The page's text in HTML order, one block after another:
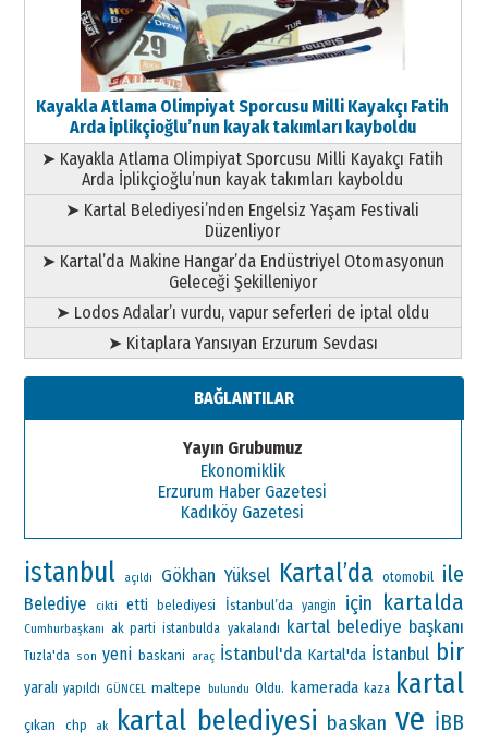
Kayakla Atlama Olimpiyat Sporcusu Milli Kayakçı Fatih
Arda İplikçioğlu’nun kayak takımları kayboldu
➤ Kayakla Atlama Olimpiyat Sporcusu Milli Kayakçı Fatih
Arda İplikçioğlu’nun kayak takımları kayboldu
➤ Kartal Belediyesi’nden Engelsiz Yaşam Festivali
Düzenliyor
➤ Kartal’da Makine Hangar’da Endüstriyel Otomasyonun
Geleceği Şekilleniyor
➤ Lodos Adalar’ı vurdu, vapur seferleri de iptal oldu
➤ Kitaplara Yansıyan Erzurum Sevdası
BAĞLANTILAR
Yayın Grubumuz
Ekonomiklik
Erzurum Haber Gazetesi
Kadıköy Gazetesi
istanbul açıldı Gökhan Yüksel Kartal’da otomobil ile
Belediye cikti etti belediyesi İstanbul’da yangin için kartalda
Cumhurbaşkanı ak parti istanbulda yakalandı kartal belediye başkanı
Tuzla'da son yeni baskani araç İstanbul'da Kartal'da İstanbul bir
yaralı yapıldı GÜNCEL maltepe bulundu Oldu. kamerada kaza kartal
çıkan chp ak kartal belediyesi baskan ve İBB